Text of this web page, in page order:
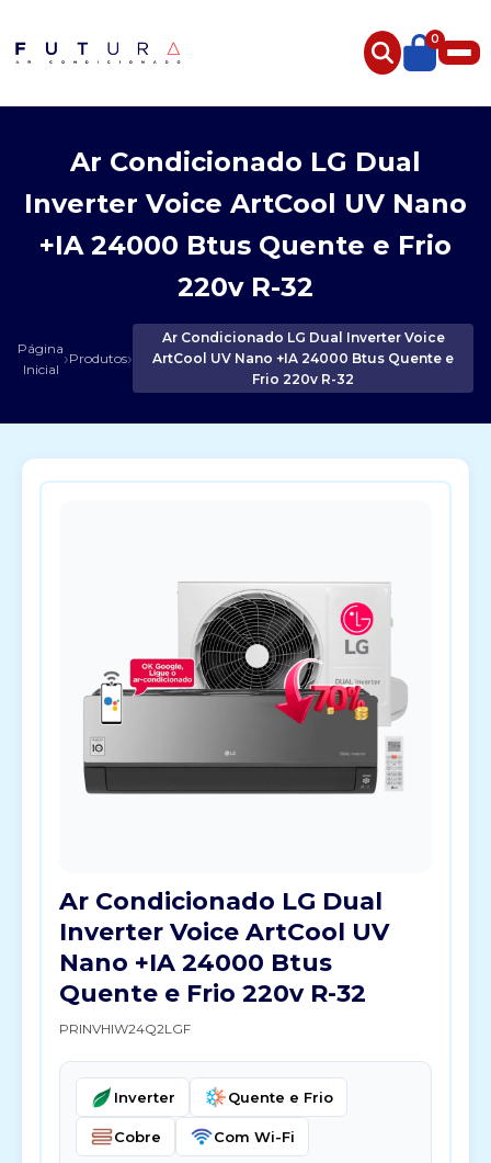
0
Ar Condicionado LG Dual
Inverter Voice ArtCool UV Nano
+IA 24000 Btus Quente e Frio
220v R-32
Página
Inicial ›Produtos›
Ar Condicionado LG Dual Inverter Voice
ArtCool UV Nano +IA 24000 Btus Quente e
Frio 220v R-32
Ar Condicionado LG Dual
Inverter Voice ArtCool UV
Nano +IA 24000 Btus
Quente e Frio 220v R-32
PRINVHIW24Q2LGF
Inverter Quente e Frio
Cobre Com Wi-Fi